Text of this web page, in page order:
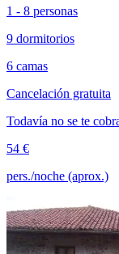
1 - 8 personas
9 dormitorios
6 camas
Cancelación gratuita
Todavía no se te
54 €
pers./noche (aprox.)